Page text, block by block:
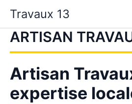
contenu
Travaux 13
ARTISAN
Artisan
expertise